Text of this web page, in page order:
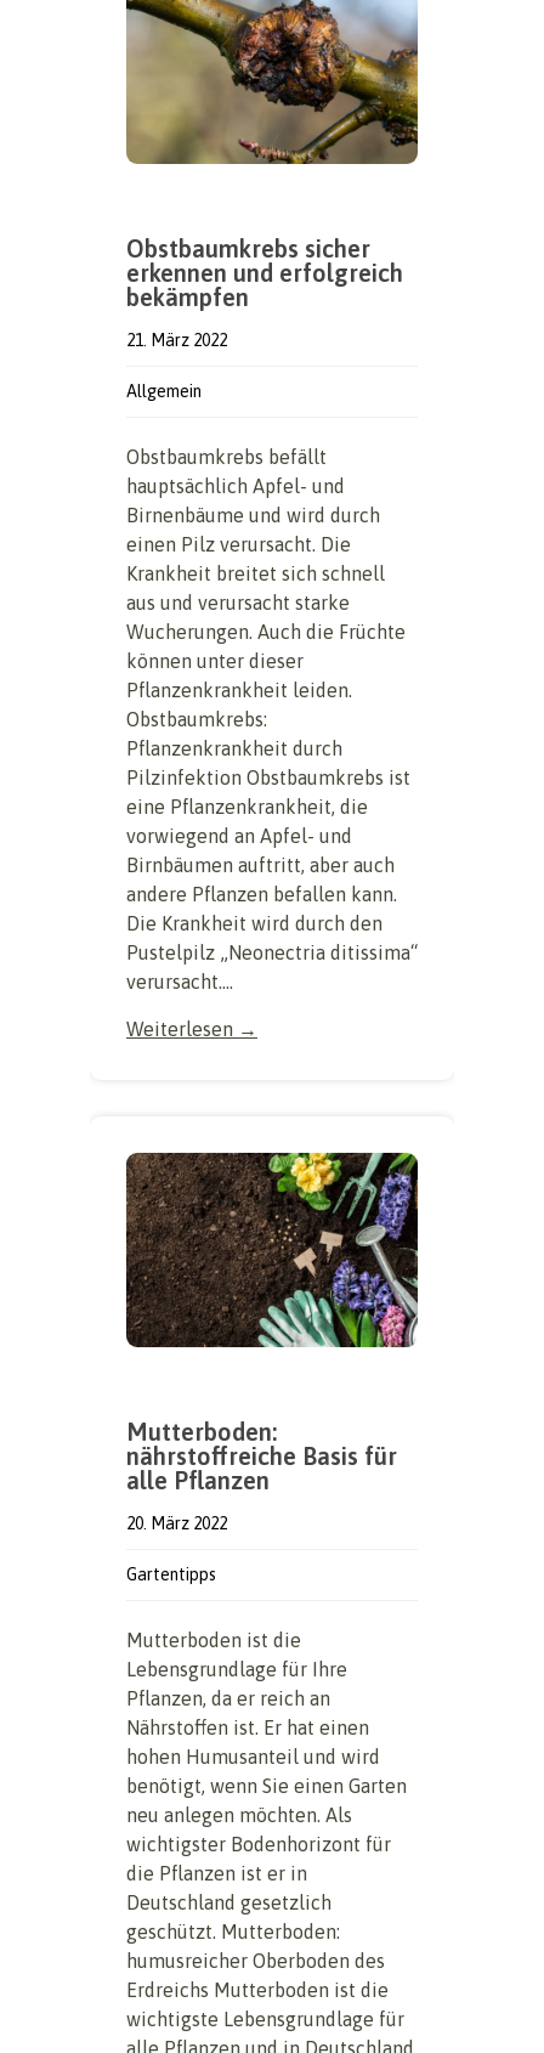
Obstbaumkrebs sicher
erkennen und erfolgreich
bekämpfen
21. März 2022
Allgemein
Obstbaumkrebs befällt
hauptsächlich Apfel- und
Birnenbäume und wird durch
einen Pilz verursacht. Die
Krankheit breitet sich schnell
aus und verursacht starke
Wucherungen. Auch die Früchte
können unter dieser
Pflanzenkrankheit leiden.
Obstbaumkrebs:
Pflanzenkrankheit durch
Pilzinfektion Obstbaumkrebs ist
eine Pflanzenkrankheit, die
vorwiegend an Apfel- und
Birnbäumen auftritt, aber auch
andere Pflanzen befallen kann.
Die Krankheit wird durch den
Pustelpilz „Neonectria ditissima“
verursacht....
Weiterlesen →
Mutterboden:
nährstoffreiche Basis für
alle Pflanzen
20. März 2022
Gartentipps
Mutterboden ist die
Lebensgrundlage für Ihre
Pflanzen, da er reich an
Nährstoffen ist. Er hat einen
hohen Humusanteil und wird
benötigt, wenn Sie einen Garten
neu anlegen möchten. Als
wichtigster Bodenhorizont für
die Pflanzen ist er in
Deutschland gesetzlich
geschützt. Mutterboden:
humusreicher Oberboden des
Erdreichs Mutterboden ist die
wichtigste Lebensgrundlage für
alle Pflanzen und in Deutschland